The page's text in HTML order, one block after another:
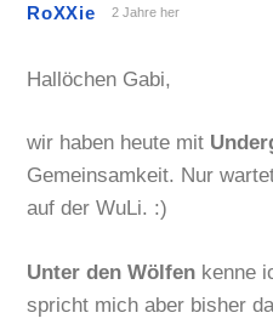
RoXXie 2 Jahre her
Hallöchen Gabi,
wir haben heute mit
Gemeinsamkeit. Nur
auf der WuLi. :)
Unter den Wölfen kenne
spricht mich aber bisher